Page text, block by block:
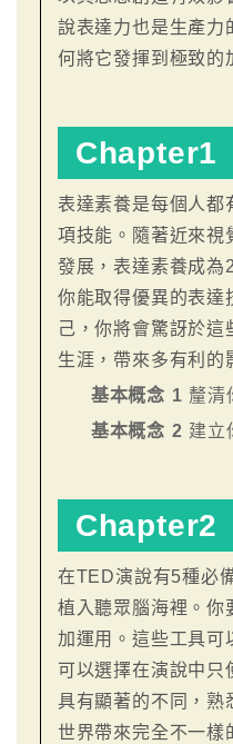
說表達力也是生產力
何將它發揮到極致的
Chapter1
表達素養是每個人都
項技能。隨著近來視
發展，表達素養成為
你能取得優異的表達
己，你將會驚訝於這
生涯，帶來多有利的
基本概念 1 釐清
基本概念 2 建立
Chapter2
在TED演說有5種必
植入聽眾腦海裡。你
加運用。這些工具可
可以選擇在演說中只
具有顯著的不同，熟
世界帶來完全不一樣